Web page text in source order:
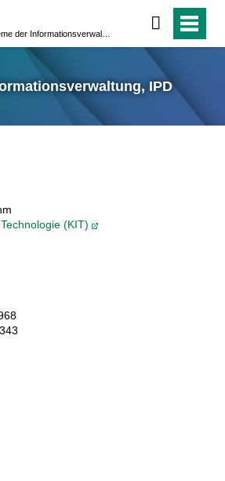
IPD
(KIT)